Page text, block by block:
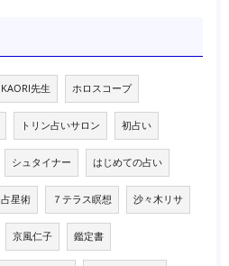
KAORI先生 ホロスコープ
トリン占いサロン 初占い
シュタイナー はじめての占い
占星術 ７テラス瞑想 沙々木リサ
京風仁子 鑑定書